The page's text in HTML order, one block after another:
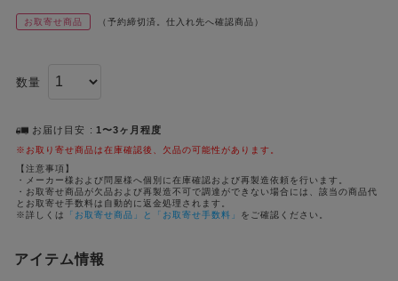
ズ
注
ー
ー
ド
1位 #ポケットモンスター（ポケモン）
2位 #ハイキュー!!
4位 #名探偵コナン
5位 #呪術廻戦
#Re:ゼロから始める異世界生活（リゼロ）
お取寄せ商品 （予約締切済。仕入れ先へ確認商品）
数量
お届け目安 1〜3ヶ月程度
※お取り寄せ商品は在庫確認後、欠品の可能性があります。
【注意事項】
・メーカー様および問屋様へ個別に在庫確認および再製造依頼を行います。
・お取寄せ商品が欠品および再製造不可で調達ができない場合には、該当の商品代
とお取寄せ手数料は自動的に返金処理されます。
※詳しくは
「お取寄せ商品」と「お取寄せ手数料」 をご確認ください。
アイテム情報